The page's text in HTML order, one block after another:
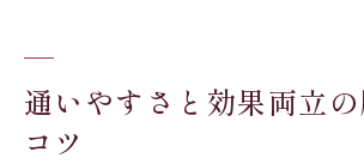
通いやすさと効果両立
コツ